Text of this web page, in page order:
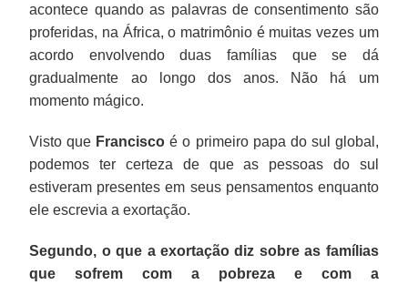
acontece quando as palavras de consentimento são
proferidas, na África, o matrimônio é muitas vezes um
acordo envolvendo duas famílias que se dá
gradualmente ao longo dos anos. Não há um
momento mágico.
Visto que Francisco é o primeiro papa do sul global,
podemos ter certeza de que as pessoas do sul
estiveram presentes em seus pensamentos enquanto
ele escrevia a exortação.
Segundo, o que a exortação diz sobre as famílias
que sofrem com a pobreza e com a